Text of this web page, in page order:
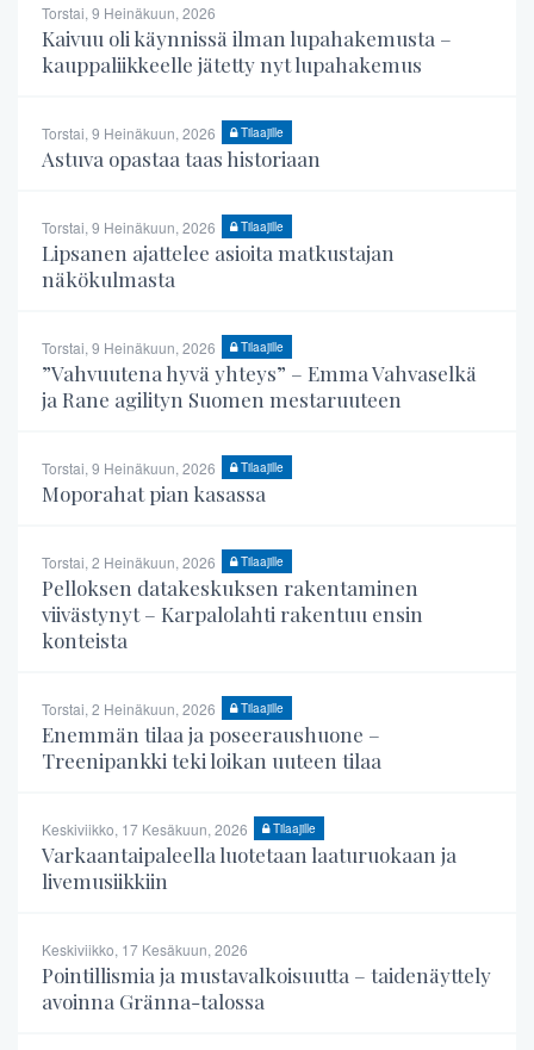
Torstai, 9 Heinäkuun, 2026
Kaivuu oli käynnissä ilman lupahakemusta –
kauppaliikkeelle jätetty nyt lupahakemus
Torstai, 9 Heinäkuun, 2026 Tilaajille
Astuva opastaa taas historiaan
Torstai, 9 Heinäkuun, 2026 Tilaajille
Lipsanen ajattelee asioita matkustajan
näkökulmasta
Torstai, 9 Heinäkuun, 2026 Tilaajille
”Vahvuutena hyvä yhteys” – Emma Vahvaselkä
ja Rane agilityn Suomen mestaruuteen
Torstai, 9 Heinäkuun, 2026 Tilaajille
Moporahat pian kasassa
Torstai, 2 Heinäkuun, 2026 Tilaajille
Pelloksen datakeskuksen rakentaminen
viivästynyt – Karpalolahti rakentuu ensin
konteista
Torstai, 2 Heinäkuun, 2026 Tilaajille
Enemmän tilaa ja poseeraushuone –
Treenipankki teki loikan uuteen tilaa
Keskiviikko, 17 Kesäkuun, 2026 Tilaajille
Varkaantaipaleella luotetaan laaturuokaan ja
livemusiikkiin
Keskiviikko, 17 Kesäkuun, 2026
Pointillismia ja mustavalkoisuutta – taidenäyttely
avoinna Gränna-talossa